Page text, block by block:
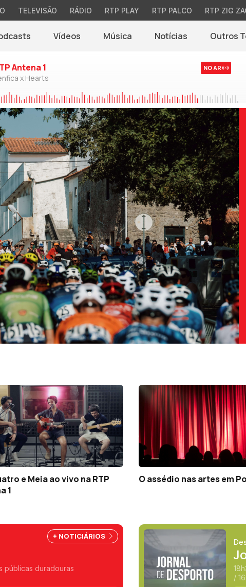
TELEVISÃO RÁDIO RTP PLAY RTP PALCO RTP ZIG
Vídeos Música Notícias(abre em nova
Outros
Antena 1
x Hearts
NO AR
e Meia ao vivo na RTP
1
O assédio nas artes em
públicas duradouras
+ NOTICIÁRIOS
/